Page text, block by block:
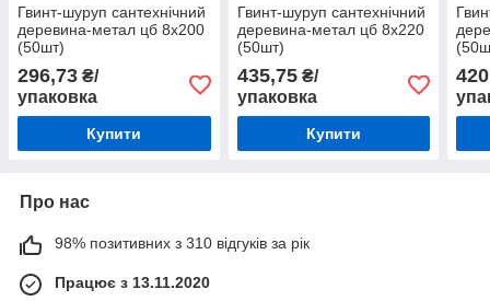
Гвинт-шуруп сантехнічний
деревина-метал цб 8х200
(50шт)
296,73 ₴/
упаковка
Купити
Гвинт-шуруп сантехнічний
деревина-метал цб 8х220
(50шт)
435,75₴/
упаковка
Купити
Про нас
98% позитивних з 310 відгуків за рік
Працює з 13.11.2020